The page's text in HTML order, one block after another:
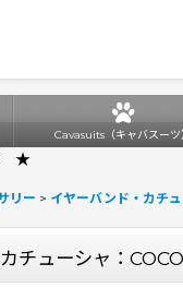
Cavasuits（キャバスーツ
★
リー > イヤーバンド・カチ
チューシャ：